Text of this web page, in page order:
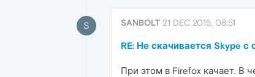
S SANBOLT 21 DEC 2015, 08:51
RE: Не скачивается Skype
При этом в Firefox качает. В